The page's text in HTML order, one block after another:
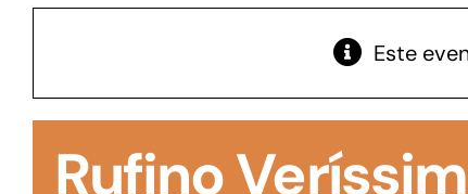
manutenção de estoques e despesas operacionais
Este
Rufino